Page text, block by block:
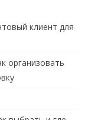
клиент для
организовать